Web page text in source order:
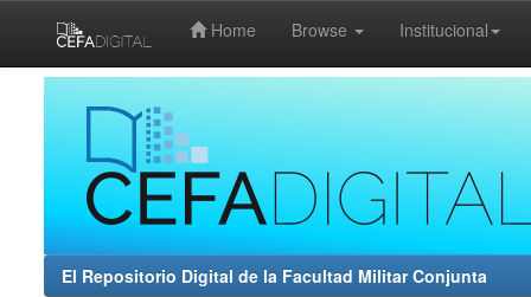
Home Browse Institucional
El Repositorio Digital de la Facultad Militar Conjunta